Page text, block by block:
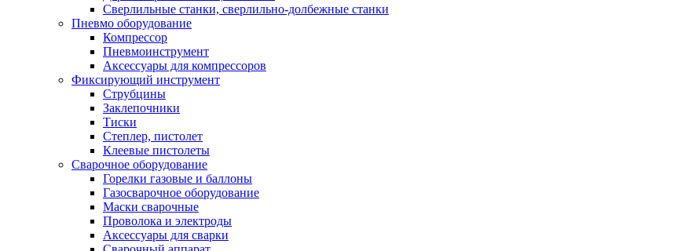
Сверлильные станки, сверлильно-долбежные станки
Пневмо оборудование
Компрессор
Пневмоинструмент
Аксессуары для компрессоров
Фиксирующий инструмент
Струбцины
Заклепочники
Тиски
Степлер, пистолет
Клеевые пистолеты
Сварочное оборудование
Горелки газовые и баллоны
Газосварочное оборудование
Маски сварочные
Проволока и электроды
Аксессуары для сварки